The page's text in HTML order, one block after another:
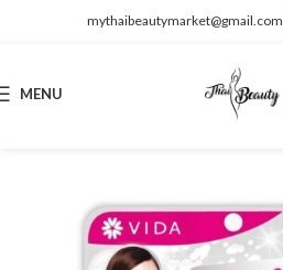
mythaibeautymarket@gmail.com
MENU